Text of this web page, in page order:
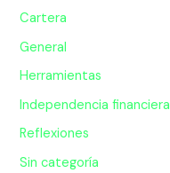
Cartera
General
Herramientas
Independencia financiera
Reflexiones
Sin categoría